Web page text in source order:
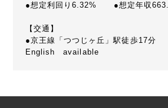
●想定利回り6.32% ●想定年収
【交通】
●京王線「つつじヶ丘」駅徒歩17分
English available